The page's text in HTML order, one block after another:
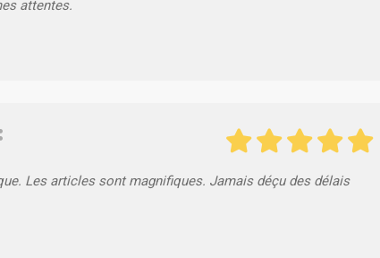
attentes.
Les articles sont magnifiques. Jamais déçu des délais